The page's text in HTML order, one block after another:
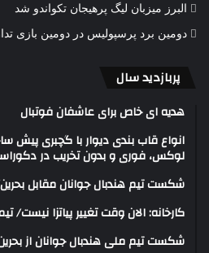
البرز میزبان لیگ پرهیجان تکواندو شد
دومین برد پرسپولیس در دومین بازی
پربازدید سال
هدیه ای خاص برای عاشفان فوتبال
انواع قاب بندی دیوار با گچبری پیش
لوکس، فوری و بدون تخریب در
شکست تیم هندبال جوانان مقابل
کارخانه: الان وقت تغییر پیاتزا نیست/
شکست تیم ملی هندبال جوانان از